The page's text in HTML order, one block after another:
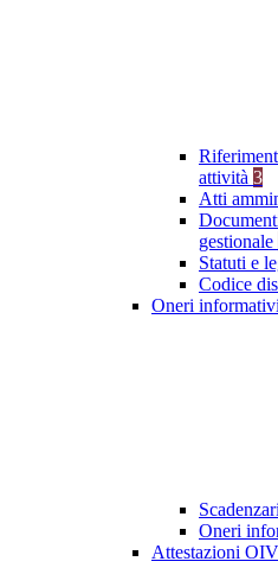
attività 3
Atti
gestionale
Statuti e
Codice
Oneri
Oneri
Attestazioni